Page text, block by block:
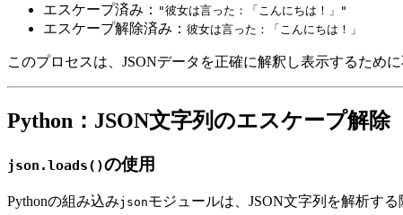
エスケープ済み： "彼女は言った：「こんにちは！」"
エスケープ解除済み： 彼女は言った：「こんにちは！」
このプロセスは、JSONデータを正確に解釈し表示するために
Python：JSON文字列のエスケープ解除
json.loads()の使用
Pythonの組み込みjsonモジュールは、JSON文字列を解析す